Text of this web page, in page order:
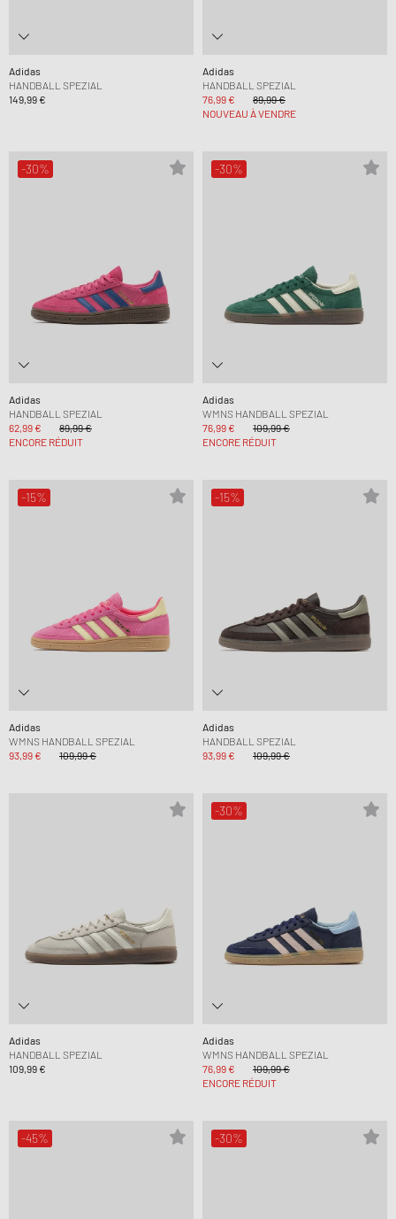
Adidas
HANDBALL SPEZIAL
149,99 €
Adidas
HANDBALL SPEZIAL
76,99 €
89,99 €
NOUVEAU À VENDRE
-30%
Adidas
HANDBALL SPEZIAL
62,99 €
89,99 €
ENCORE RÉDUIT
-30%
Adidas
WMNS HANDBALL SPEZIAL
76,99 €
109,99 €
ENCORE RÉDUIT
-15%
Adidas
WMNS HANDBALL SPEZIAL
93,99 €
109,99 €
-15%
Adidas
HANDBALL SPEZIAL
93,99 €
109,99 €
Adidas
HANDBALL SPEZIAL
109,99 €
-30%
Adidas
WMNS HANDBALL SPEZIAL
76,99 €
109,99 €
ENCORE RÉDUIT
-45% -30%